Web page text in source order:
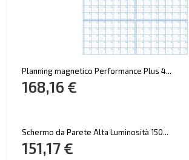
Planning magnetico Performance Plus 4...
168,16 €
Schermo da Parete Alta Luminosità 150...
151,17 €